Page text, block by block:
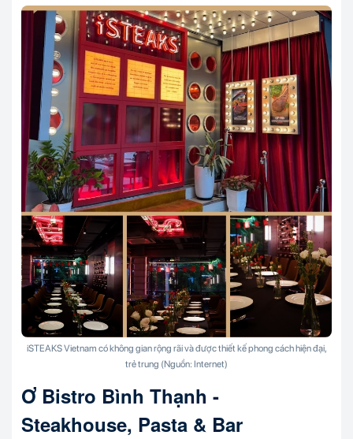
iSTEAKS Vietnam có không gian rộng rãi và được thiết kế phong cách hiện đại,
trẻ trung (Nguồn: Internet)
Ơ Bistro Bình Thạnh -
Steakhouse, Pasta & Bar